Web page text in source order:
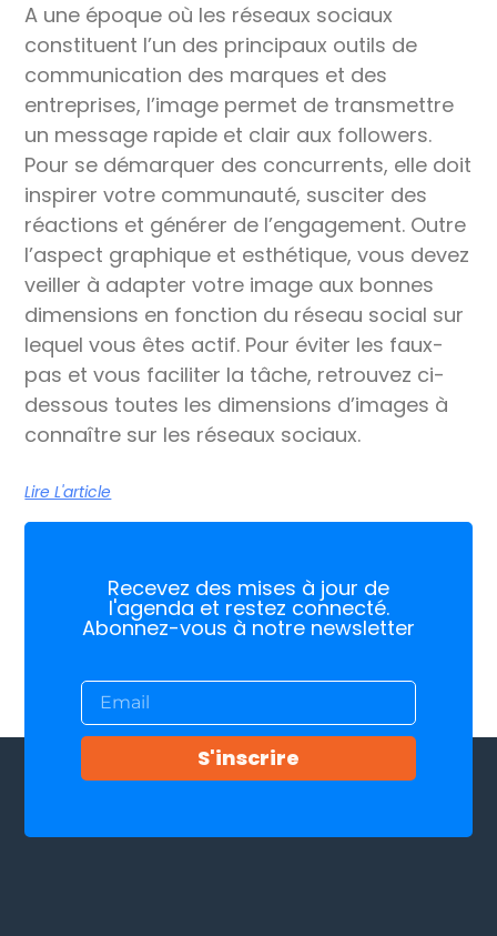
A une époque où les réseaux sociaux
constituent l’un des principaux outils de
communication des marques et des
entreprises, l’image permet de transmettre
un message rapide et clair aux followers.
Pour se démarquer des concurrents, elle doit
inspirer votre communauté, susciter des
réactions et générer de l’engagement. Outre
l’aspect graphique et esthétique, vous devez
veiller à adapter votre image aux bonnes
dimensions en fonction du réseau social sur
lequel vous êtes actif. Pour éviter les faux-
pas et vous faciliter la tâche, retrouvez ci-
dessous toutes les dimensions d’images à
connaître sur les réseaux sociaux.
Lire L'article
Recevez des mises à jour de
l'agenda et restez connecté.
Abonnez-vous à notre newsletter
S'inscrire